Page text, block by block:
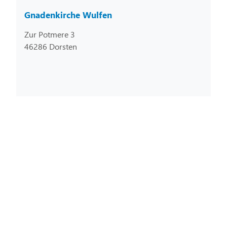
Gnadenkirche Wulfen
Zur Potmere 3
46286 Dorsten